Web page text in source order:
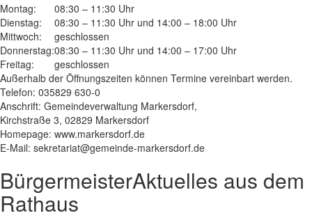
Montag:
08:30 – 11:30 Uhr
Dienstag:
08:30 – 11:30 Uhr und 14:00 – 18:00 Uhr
Mittwoch:
geschlossen
Donnerstag:08:30 – 11:30 Uhr und 14:00 – 17:00 Uhr
Freitag:
geschlossen
Außerhalb der Öffnungszeiten können Termine vereinbart werden.
Telefon: 035829 630-0
Anschrift: Gemeindeverwaltung Markersdorf,
Kirchstraße 3, 02829 Markersdorf
Homepage: www.markersdorf.de
E-Mail: sekretariat@gemeinde-markersdorf.de
BürgermeisterAktuelles aus dem
Rathaus